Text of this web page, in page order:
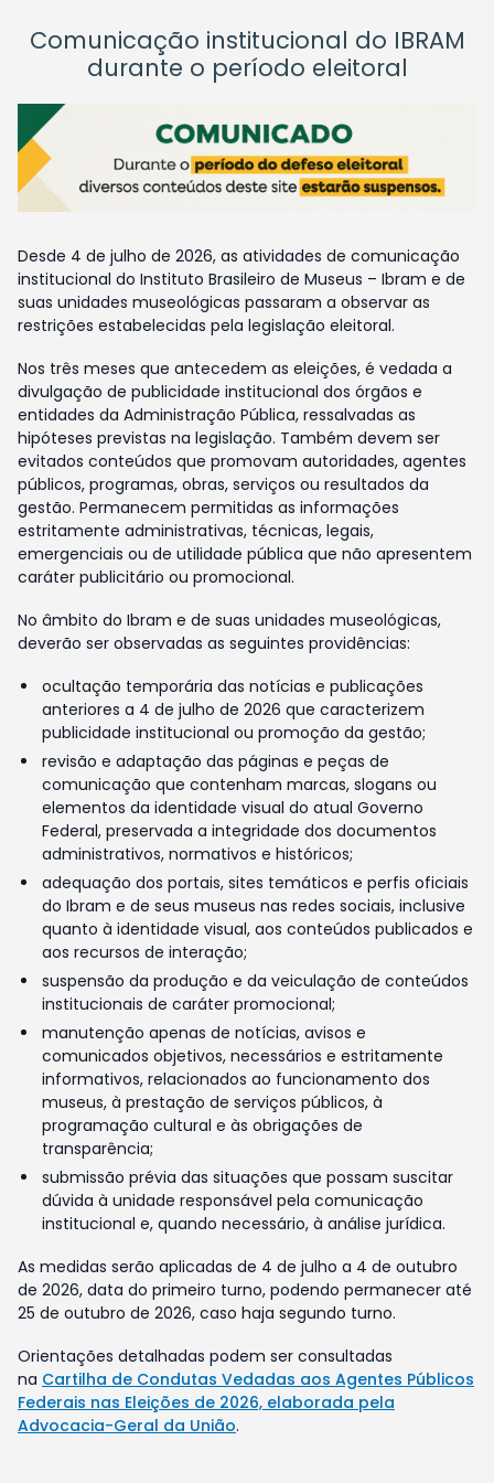
Comunicação institucional do IBRAM
durante o período eleitoral
Desde 4 de julho de 2026, as atividades de comunicação
institucional do Instituto Brasileiro de Museus – Ibram e de
suas unidades museológicas passaram a observar as
restrições estabelecidas pela legislação eleitoral.
Nos três meses que antecedem as eleições, é vedada a
divulgação de publicidade institucional dos órgãos e
entidades da Administração Pública, ressalvadas as
hipóteses previstas na legislação. Também devem ser
evitados conteúdos que promovam autoridades, agentes
públicos, programas, obras, serviços ou resultados da
gestão. Permanecem permitidas as informações
estritamente administrativas, técnicas, legais,
emergenciais ou de utilidade pública que não apresentem
caráter publicitário ou promocional.
No âmbito do Ibram e de suas unidades museológicas,
deverão ser observadas as seguintes providências:
ocultação temporária das notícias e publicações
anteriores a 4 de julho de 2026 que caracterizem
publicidade institucional ou promoção da gestão;
revisão e adaptação das páginas e peças de
comunicação que contenham marcas, slogans ou
elementos da identidade visual do atual Governo
Federal, preservada a integridade dos documentos
administrativos, normativos e históricos;
adequação dos portais, sites temáticos e perfis oficiais
do Ibram e de seus museus nas redes sociais, inclusive
quanto à identidade visual, aos conteúdos publicados e
aos recursos de interação;
suspensão da produção e da veiculação de conteúdos
institucionais de caráter promocional;
manutenção apenas de notícias, avisos e
comunicados objetivos, necessários e estritamente
informativos, relacionados ao funcionamento dos
museus, à prestação de serviços públicos, à
programação cultural e às obrigações de
transparência;
submissão prévia das situações que possam suscitar
dúvida à unidade responsável pela comunicação
institucional e, quando necessário, à análise jurídica.
As medidas serão aplicadas de 4 de julho a 4 de outubro
de 2026, data do primeiro turno, podendo permanecer até
25 de outubro de 2026, caso haja segundo turno.
Orientações detalhadas podem ser consultadas
na Cartilha de Condutas Vedadas aos Agentes Públicos
Federais nas Eleições de 2026, elaborada pela
Advocacia-Geral da União.